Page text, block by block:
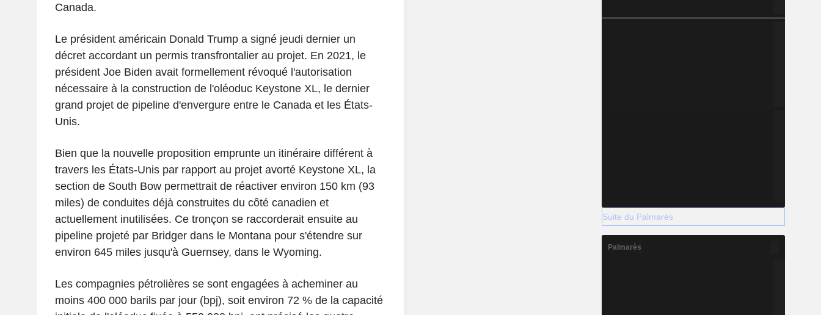
Canada.
Le président américain Donald Trump a signé jeudi dernier un
décret accordant un permis transfrontalier au projet. En 2021, le
président Joe Biden avait formellement révoqué l'autorisation
nécessaire à la construction de l'oléoduc Keystone XL, le dernier
grand projet de pipeline d'envergure entre le Canada et les États-
Unis.
Bien que la nouvelle proposition emprunte un itinéraire différent à
travers les États-Unis par rapport au projet avorté Keystone XL, la
section de South Bow permettrait de réactiver environ 150 km (93
miles) de conduites déjà construites du côté canadien et
actuellement inutilisées. Ce tronçon se raccorderait ensuite au
pipeline projeté par Bridger dans le Montana pour s'étendre sur
environ 645 miles jusqu'à Guernsey, dans le Wyoming.
Les compagnies pétrolières se sont engagées à acheminer au
moins 400 000 barils par jour (bpj), soit environ 72 % de la capacité
Suite du Palmarès
Palmarès